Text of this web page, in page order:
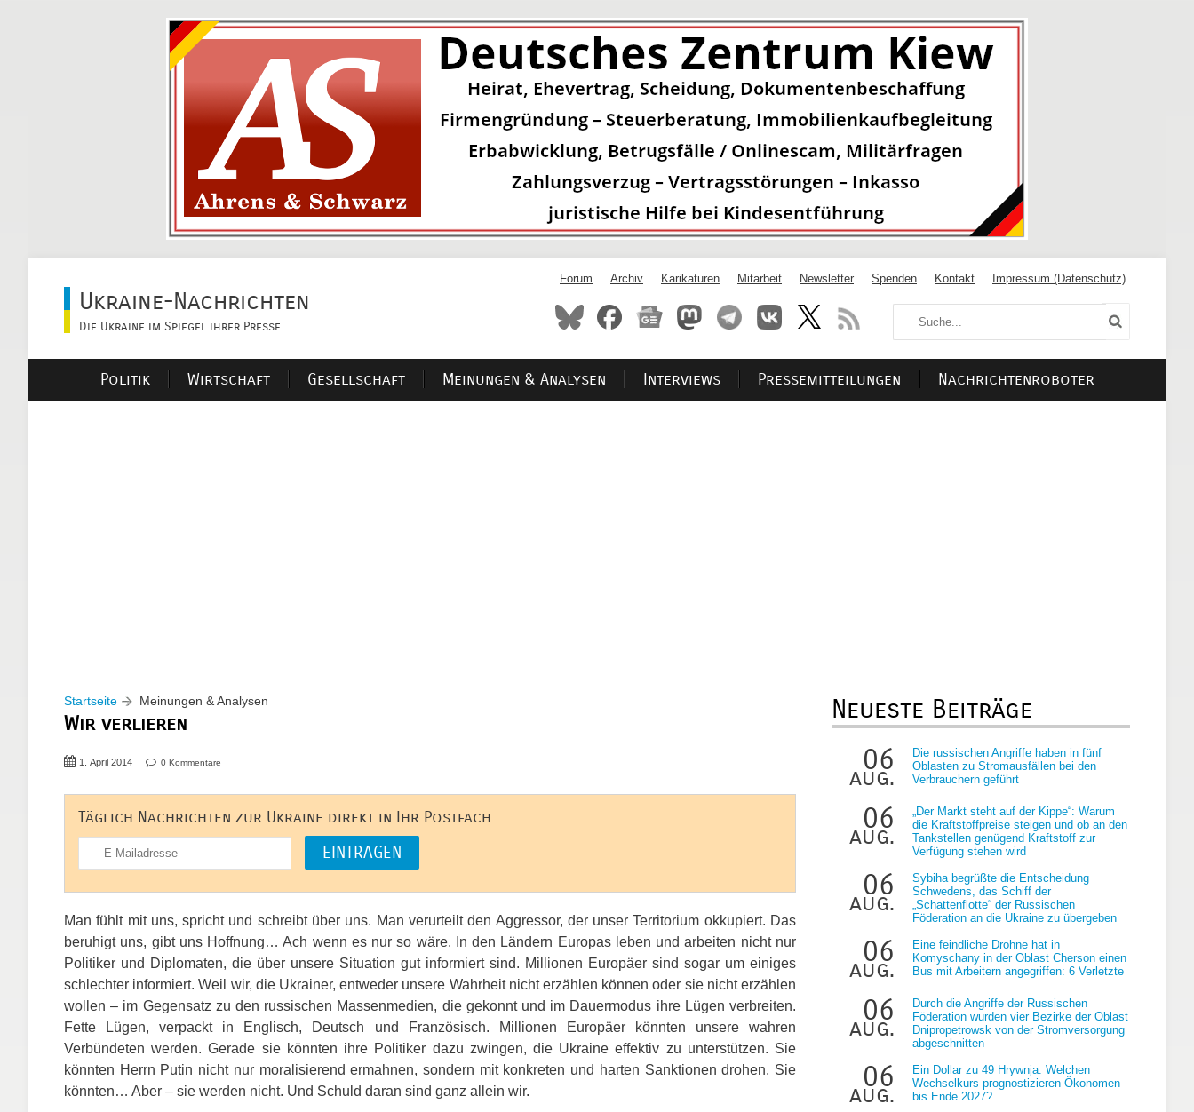
Ukraine-Nachrichten
Die Ukraine im Spiegel ihrer Presse
Forum Archiv Karikaturen Mitarbeit Newsletter Spenden Kontakt Impressum (Datenschutz)
Politik Wirtschaft Gesellschaft Meinungen & Analysen Interviews Pressemitteilungen Nachrichtenroboter
Startseite Meinungen & Analysen
Wir verlieren
1. April 2014 0 Kommentare
Täglich Nachrichten zur Ukraine direkt in Ihr Postfach
Man fühlt mit uns, spricht und schreibt über uns. Man verurteilt den Aggressor, der unser Territorium okkupiert. Das
beruhigt uns, gibt uns Hoffnung… Ach wenn es nur so wäre. In den Ländern Europas leben und arbeiten nicht nur
Politiker und Diplomaten, die über unsere Situation gut informiert sind. Millionen Europäer sind sogar um einiges
schlechter informiert. Weil wir, die Ukrainer, entweder unsere Wahrheit nicht erzählen können oder sie nicht erzählen
wollen – im Gegensatz zu den russischen Massenmedien, die gekonnt und im Dauermodus ihre Lügen verbreiten.
Fette Lügen, verpackt in Englisch, Deutsch und Französisch. Millionen Europäer könnten unsere wahren
Verbündeten werden. Gerade sie könnten ihre Politiker dazu zwingen, die Ukraine effektiv zu unterstützen. Sie
könnten Herrn Putin nicht nur moralisierend ermahnen, sondern mit konkreten und harten Sanktionen drohen. Sie
könnten… Aber – sie werden nicht. Und Schuld daran sind ganz allein wir.
Neueste Beiträge
06
aug.
Die russischen Angriffe haben in fünf
Oblasten zu Stromausfällen bei den
Verbrauchern geführt
06
aug.
„Der Markt steht auf der Kippe“: Warum
die Kraftstoffpreise steigen und ob an den
Tankstellen genügend Kraftstoff zur
Verfügung stehen wird
06
aug.
Sybiha begrüßte die Entscheidung
Schwedens, das Schiff der
„Schattenflotte“ der Russischen
Föderation an die Ukraine zu übergeben
06
aug.
Eine feindliche Drohne hat in
Komyschany in der Oblast Cherson einen
Bus mit Arbeitern angegriffen: 6 Verletzte
06
aug.
Durch die Angriffe der Russischen
Föderation wurden vier Bezirke der Oblast
Dnipropetrowsk von der Stromversorgung
abgeschnitten
06
aug.
Ein Dollar zu 49 Hrywnja: Welchen
Wechselkurs prognostizieren Ökonomen
bis Ende 2027?